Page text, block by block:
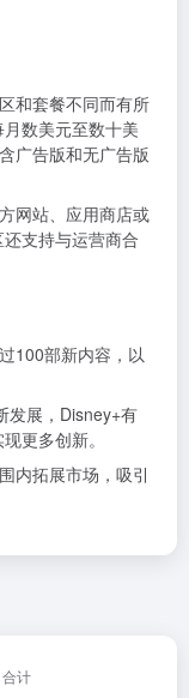
和套餐不同而有所
数美元至数十美
广告版和无广告版
网站、应用商店或
支持与运营商合
100部新内容，以
发展，Disney+有
更多创新。
内拓展市场，吸引